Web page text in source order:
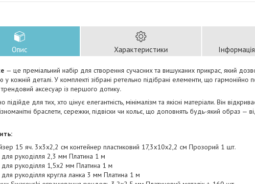
Опис Характеристики
— це преміальний набір для створення сучасних та вишуканих прикрас, який
у кожній деталі. У комплекті зібрані ретельно підібрані елементи, що
аксесуар із першого дотику.
підійде для тих, хто цінує елегантність, мінімалізм та якісні матеріали. Він
браслети, сережки, підвіски чи кольє, що доповнять будь-який образ —
15 яч. 3х3х2,2 см контейнер пластиковий 17,3х10х2,2 см Прозорий 1 шт.
рукоділля 2,3 мм Платина 1 м
рукоділля 1,5х2 мм Платина 1 м
рукоділля кругла ланка 3 мм Платина 1 м